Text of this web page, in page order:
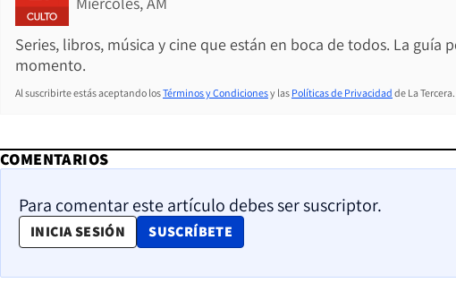
Series, libros, música y cine que están en boca de todos. La
momento.
Al suscribirte estás aceptando losTérminos y Condicionesy las Políticas de Privacidad de La Tercera.
COMENTARIOS
Para comentar este artículo debes ser suscriptor.
INICIA SESIÓN SUSCRÍBETE
OPENS IN NEW WINDOW